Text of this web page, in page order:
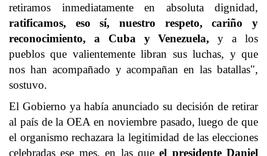
retiramos inmediatamente en absoluta dignidad,
ratificamos, eso sí, nuestro respeto, cariño y
reconocimiento, a Cuba y Venezuela, y a los
pueblos que valientemente libran sus luchas, y que
nos han acompañado y acompañan en las batallas",
sostuvo.
El Gobierno ya había anunciado su decisión de retirar
al país de la OEA en noviembre pasado, luego de que
el organismo rechazara la legitimidad de las elecciones
celebradas ese mes, en las queel presidente Daniel